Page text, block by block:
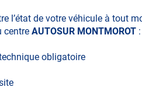
l’état de votre véhicule à tout
centre AUTOSUR MONTMOROT :
obligatoire